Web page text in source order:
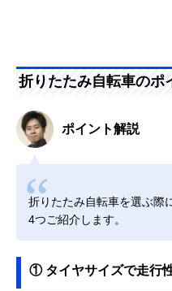
折りたたみ自転車のポ
ポイント解説
折りたたみ自転車を選ぶ際
4つご紹介します。
① タイヤサイズで走行